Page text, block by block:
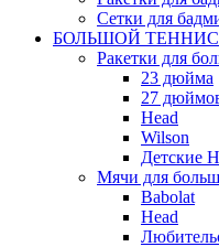
Сетки для
БОЛЬШОЙ ТЕННИС
Ракетки для
23 дюйма
27
Head
Wilson
Детские
Мячи для
Babolat
Head